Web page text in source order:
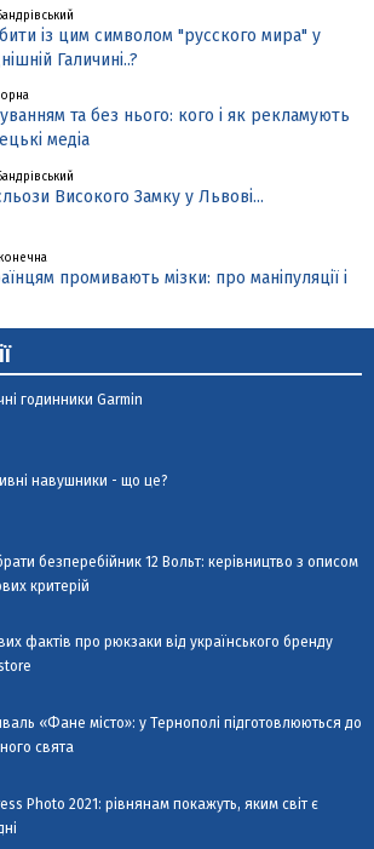
із цим символом "русского мира" у
Галичині..?
та без нього: кого і як рекламують
медіа
Високого Замку у Львові...
промивають мізки: про маніпуляції і
годинники Garmin
навушники - що це?
безперебійник 12 Вольт: керівництво з описом
критерій
фактів про рюкзаки від українського бренду
«Фане місто»: у Тернополі підготовлюються до
свята
Photo 2021: рівнянам покажуть, яким світ є